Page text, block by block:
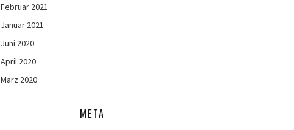
Februar 2021
Januar 2021
Juni 2020
April 2020
März 2020
META